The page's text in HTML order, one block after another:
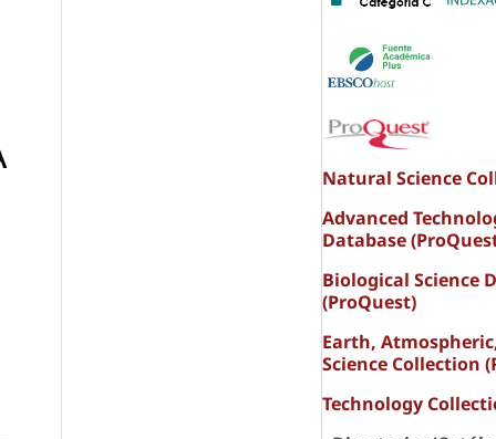
Natural Science
Advanced
Database
Biological Science
(ProQuest)
Earth,
Science Collection
Technology